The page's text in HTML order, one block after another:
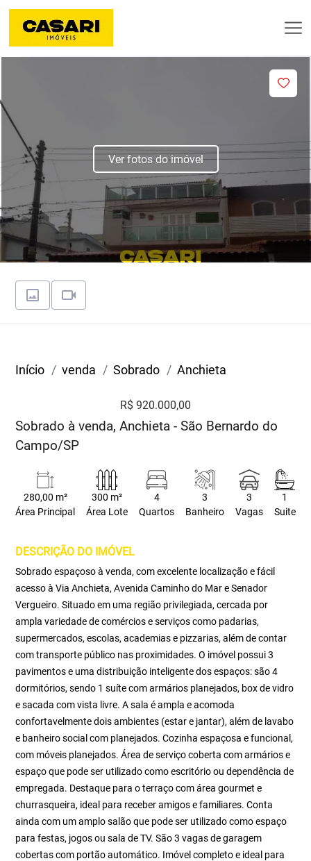
Ver fotos do imóvel
Início venda Sobrado Anchieta
R$ 920.000,00
Sobrado à venda, Anchieta - São Bernardo do
Campo/SP
280,00 m²
Área Principal
300 m²
Área Lote
4
Quartos
3
Banheiro
3
Vagas
1
Suite
DESCRIÇÃO DO IMÓVEL
Sobrado espaçoso à venda, com excelente localização e fácil
acesso à Via Anchieta, Avenida Caminho do Mar e Senador
Vergueiro. Situado em uma região privilegiada, cercada por
ampla variedade de comércios e serviços como padarias,
supermercados, escolas, academias e pizzarias, além de contar
com transporte público nas proximidades. O imóvel possui 3
pavimentos e uma distribuição inteligente dos espaços: são 4
dormitórios, sendo 1 suíte com armários planejados, box de vidro
e sacada com vista livre. A sala é ampla e acomoda
confortavelmente dois ambientes (estar e jantar), além de lavabo
e banheiro social com planejados. Cozinha espaçosa e funcional,
com móveis planejados. Área de serviço coberta com armários e
espaço que pode ser utilizado como escritório ou dependência de
empregada. Destaque para o terraço com área gourmet e
churrasqueira, ideal para receber amigos e familiares. Conta
ainda com um amplo salão que pode ser utilizado como espaço
para festas, jogos ou sala de TV. São 3 vagas de garagem
cobertas com portão automático. Imóvel completo e ideal para